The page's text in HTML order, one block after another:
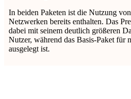
In beiden Paketen ist die Nutzung
Netzwerken bereits enthalten. Das
dabei mit seinem deutlich größeren
Nutzer, während das Basis-Paket für
ausgelegt ist.